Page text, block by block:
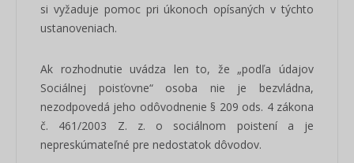
si vyžaduje pomoc pri úkonoch opísaných v týchto
ustanoveniach.
Ak rozhodnutie uvádza len to, že „podľa údajov
Sociálnej poisťovne“ osoba nie je bezvládna,
nezodpovedá jeho odôvodnenie § 209 ods. 4 zákona
č. 461/2003 Z. z. o sociálnom poistení a je
nepreskúmateľné pre nedostatok dôvodov.